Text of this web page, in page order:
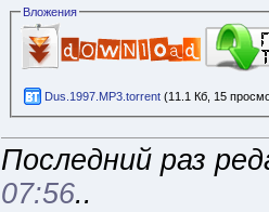
Вложения
Dus.1997.MP3.torrent (11.1 Кб, 15
Последний раз
07:56..